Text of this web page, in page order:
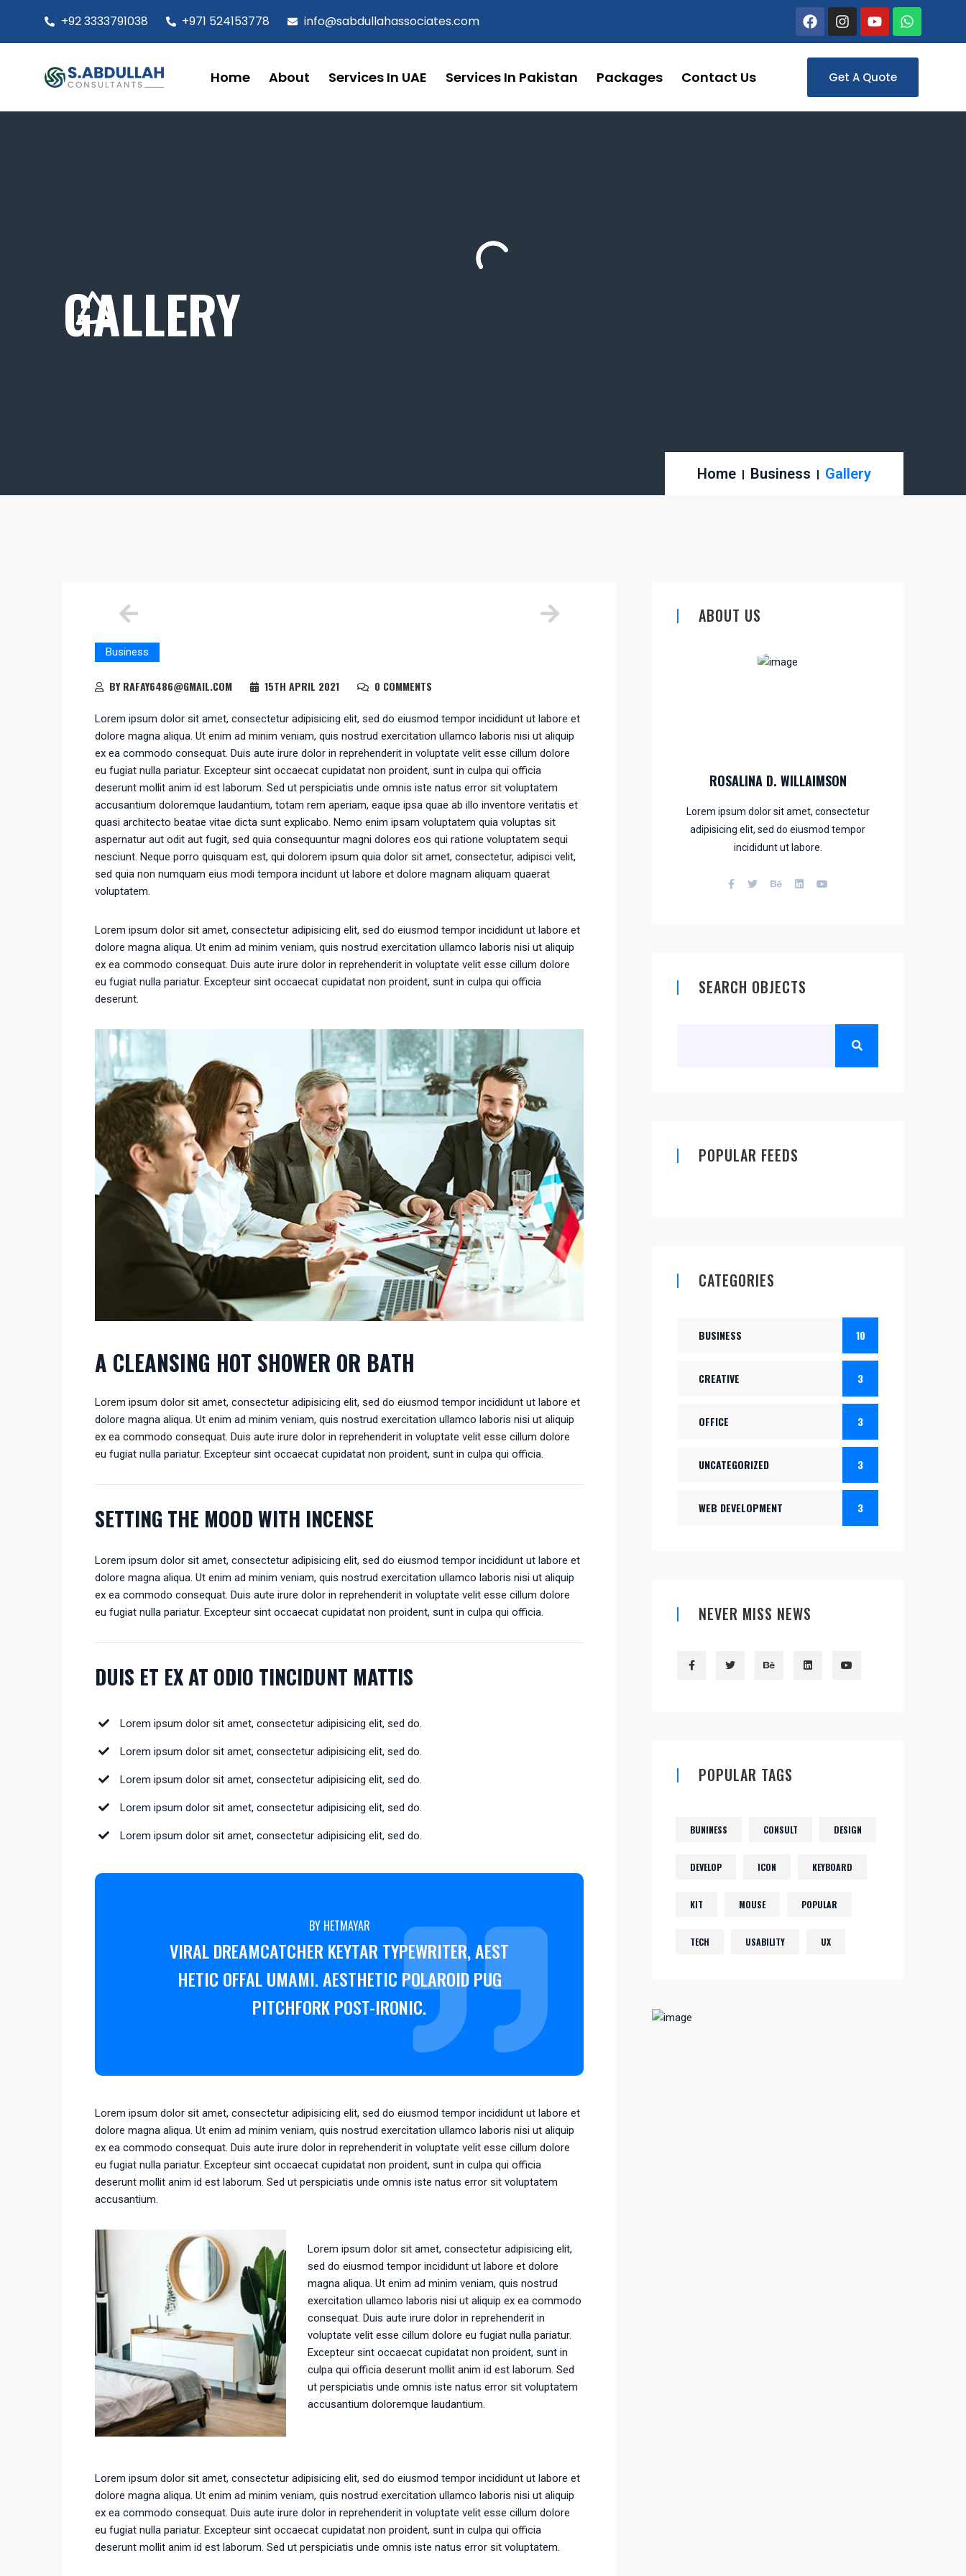
+92 3333791038 +971 524153778 info@sabdullahassociates.com
Home About Services In UAE Services In Pakistan Packages Contact Us Get A Quote
GALLERY
Home Business Gallery
Business
BY RAFAY6486@GMAIL.COM 15TH APRIL 2021 0 COMMENTS
Lorem ipsum dolor sit amet, consectetur adipisicing elit, sed do eiusmod tempor incididunt ut labore et
dolore magna aliqua. Ut enim ad minim veniam, quis nostrud exercitation ullamco laboris nisi ut aliquip
ex ea commodo consequat. Duis aute irure dolor in reprehenderit in voluptate velit esse cillum dolore
eu fugiat nulla pariatur. Excepteur sint occaecat cupidatat non proident, sunt in culpa qui officia
deserunt mollit anim id est laborum. Sed ut perspiciatis unde omnis iste natus error sit voluptatem
accusantium doloremque laudantium, totam rem aperiam, eaque ipsa quae ab illo inventore veritatis et
quasi architecto beatae vitae dicta sunt explicabo. Nemo enim ipsam voluptatem quia voluptas sit
aspernatur aut odit aut fugit, sed quia consequuntur magni dolores eos qui ratione voluptatem sequi
nesciunt. Neque porro quisquam est, qui dolorem ipsum quia dolor sit amet, consectetur, adipisci velit,
sed quia non numquam eius modi tempora incidunt ut labore et dolore magnam aliquam quaerat
voluptatem.
Lorem ipsum dolor sit amet, consectetur adipisicing elit, sed do eiusmod tempor incididunt ut labore et
dolore magna aliqua. Ut enim ad minim veniam, quis nostrud exercitation ullamco laboris nisi ut aliquip
ex ea commodo consequat. Duis aute irure dolor in reprehenderit in voluptate velit esse cillum dolore
eu fugiat nulla pariatur. Excepteur sint occaecat cupidatat non proident, sunt in culpa qui officia
deserunt.
A CLEANSING HOT SHOWER OR BATH
Lorem ipsum dolor sit amet, consectetur adipisicing elit, sed do eiusmod tempor incididunt ut labore et
dolore magna aliqua. Ut enim ad minim veniam, quis nostrud exercitation ullamco laboris nisi ut aliquip
ex ea commodo consequat. Duis aute irure dolor in reprehenderit in voluptate velit esse cillum dolore
eu fugiat nulla pariatur. Excepteur sint occaecat cupidatat non proident, sunt in culpa qui officia.
SETTING THE MOOD WITH INCENSE
Lorem ipsum dolor sit amet, consectetur adipisicing elit, sed do eiusmod tempor incididunt ut labore et
dolore magna aliqua. Ut enim ad minim veniam, quis nostrud exercitation ullamco laboris nisi ut aliquip
ex ea commodo consequat. Duis aute irure dolor in reprehenderit in voluptate velit esse cillum dolore
eu fugiat nulla pariatur. Excepteur sint occaecat cupidatat non proident, sunt in culpa qui officia.
DUIS ET EX AT ODIO TINCIDUNT MATTIS
Lorem ipsum dolor sit amet, consectetur adipisicing elit, sed do.
Lorem ipsum dolor sit amet, consectetur adipisicing elit, sed do.
Lorem ipsum dolor sit amet, consectetur adipisicing elit, sed do.
Lorem ipsum dolor sit amet, consectetur adipisicing elit, sed do.
Lorem ipsum dolor sit amet, consectetur adipisicing elit, sed do.
BY HETMAYAR
VIRAL DREAMCATCHER KEYTAR TYPEWRITER, AEST
HETIC OFFAL UMAMI. AESTHETIC POLAROID PUG
PITCHFORK POST-IRONIC.
Lorem ipsum dolor sit amet, consectetur adipisicing elit, sed do eiusmod tempor incididunt ut labore et
dolore magna aliqua. Ut enim ad minim veniam, quis nostrud exercitation ullamco laboris nisi ut aliquip
ex ea commodo consequat. Duis aute irure dolor in reprehenderit in voluptate velit esse cillum dolore
eu fugiat nulla pariatur. Excepteur sint occaecat cupidatat non proident, sunt in culpa qui officia
deserunt mollit anim id est laborum. Sed ut perspiciatis unde omnis iste natus error sit voluptatem
accusantium.
Lorem ipsum dolor sit amet, consectetur adipisicing elit,
sed do eiusmod tempor incididunt ut labore et dolore
magna aliqua. Ut enim ad minim veniam, quis nostrud
exercitation ullamco laboris nisi ut aliquip ex ea commodo
consequat. Duis aute irure dolor in reprehenderit in
voluptate velit esse cillum dolore eu fugiat nulla pariatur.
Excepteur sint occaecat cupidatat non proident, sunt in
culpa qui officia deserunt mollit anim id est laborum. Sed
ut perspiciatis unde omnis iste natus error sit voluptatem
accusantium doloremque laudantium.
Lorem ipsum dolor sit amet, consectetur adipisicing elit, sed do eiusmod tempor incididunt ut labore et
dolore magna aliqua. Ut enim ad minim veniam, quis nostrud exercitation ullamco laboris nisi ut aliquip
ex ea commodo consequat. Duis aute irure dolor in reprehenderit in voluptate velit esse cillum dolore
eu fugiat nulla pariatur. Excepteur sint occaecat cupidatat non proident, sunt in culpa qui officia
deserunt mollit anim id est laborum. Sed ut perspiciatis unde omnis iste natus error sit voluptatem.
ABOUT US
ROSALINA D. WILLAIMSON
Lorem ipsum dolor sit amet, consectetur
adipisicing elit, sed do eiusmod tempor
incididunt ut labore.
SEARCH OBJECTS
POPULAR FEEDS
CATEGORIES
BUSINESS 10
CREATIVE 3
OFFICE 3
UNCATEGORIZED 3
WEB DEVELOPMENT 3
NEVER MISS NEWS
POPULAR TAGS
BUNINESS CONSULT DESIGN
DEVELOP ICON KEYBOARD
KIT MOUSE POPULAR
TECH USABILITY UX